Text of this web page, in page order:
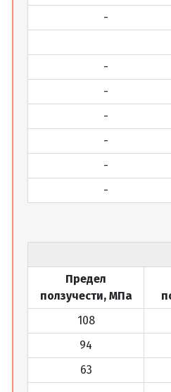
-
-
-
-
-
-
-
Предел
ползучести, МПа
108
94
63